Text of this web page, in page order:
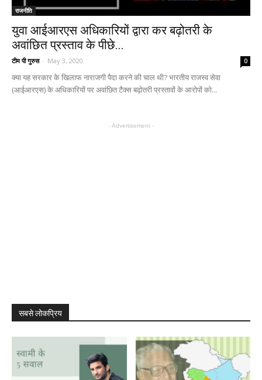
राजनीति
युवा आईआरएस अधिकारियों द्वारा कर बढ़ोतरी के
अवांछित प्रस्ताव के पीछे...
टीम पी गुरुस - May 3, 2020 0
क्या यह सरकार के खिलाफ नाराजगी पैदा करने की चाल थी? भारतीय राजस्व सेवा
(आईआरएस) के अधिकारियों पर अवांछित टैक्स बढ़ोतरी प्रस्तावों के आरोपों को...
- Advertisement -
सबसे लोकप्रिय